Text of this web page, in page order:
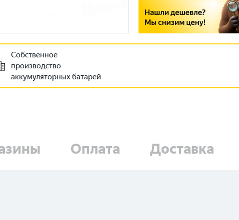
Собственное
производство
аккумуляторных батарей
Оплата Доставка